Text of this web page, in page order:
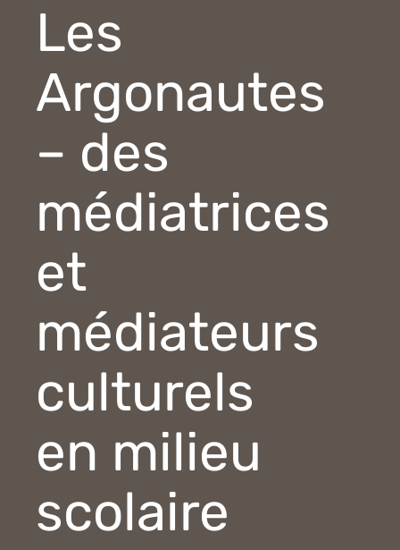
Les
Argonautes
– des
médiatrices
et
médiateurs
culturels
en milieu
scolaire